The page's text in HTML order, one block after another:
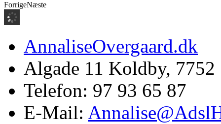
ForrigeNæste
AnnaliseOvergaard.dk
Algade 11 Koldby, 7752
Telefon: 97 93 65 87
E-Mail: